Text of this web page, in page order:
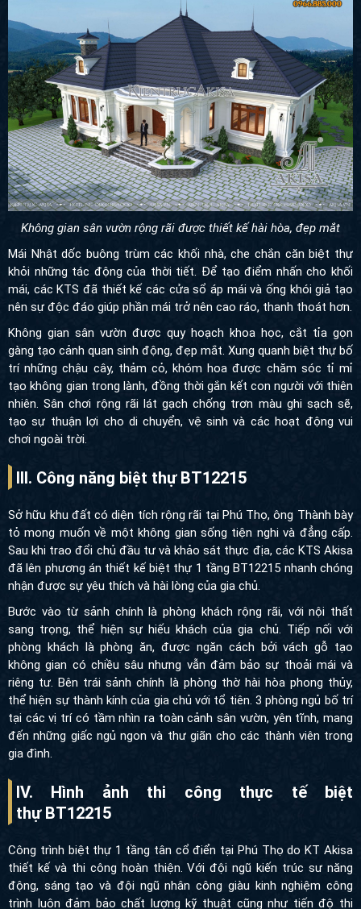
Không gian sân vườn rộng rãi được thiết kế hài hòa, đẹp mắt
Mái Nhật dốc buông trùm các khối nhà, che chắn căn biệt thự
khỏi những tác động của thời tiết. Để tạo điểm nhấn cho khối
mái, các KTS đã thiết kế các cửa sổ áp mái và ống khói giả tạo
nên sự độc đáo giúp phần mái trở nên cao ráo, thanh thoát hơn.
Không gian sân vườn được quy hoạch khoa học, cắt tỉa gọn
gàng tạo cảnh quan sinh động, đẹp mắt. Xung quanh biệt thự bố
trí những chậu cây, thảm cỏ, khóm hoa được chăm sóc tỉ mỉ
tạo không gian trong lành, đồng thời gắn kết con người với thiên
nhiên. Sân chơi rộng rãi lát gạch chống trơn màu ghi sạch sẽ,
tạo sự thuận lợi cho di chuyển, vệ sinh và các hoạt động vui
chơi ngoài trời.
III. Công năng biệt thự BT12215
Sở hữu khu đất có diện tích rộng rãi tại Phú Thọ, ông Thành bày
tỏ mong muốn về một không gian sống tiện nghi và đẳng cấp.
Sau khi trao đổi chủ đầu tư và khảo sát thực địa, các KTS Akisa
đã lên phương án thiết kế biệt thự 1 tầng BT12215 nhanh chóng
nhận được sự yêu thích và hài lòng của gia chủ.
Bước vào từ sảnh chính là phòng khách rộng rãi, với nội thất
sang trọng, thể hiện sự hiếu khách của gia chủ. Tiếp nối với
phòng khách là phòng ăn, được ngăn cách bởi vách gỗ tạo
không gian có chiều sâu nhưng vẫn đảm bảo sự thoải mái và
riêng tư. Bên trái sảnh chính là phòng thờ hài hòa phong thủy,
thể hiện sự thành kính của gia chủ với tổ tiên. 3 phòng ngủ bố trí
tại các vị trí có tầm nhìn ra toàn cảnh sân vườn, yên tĩnh, mang
đến những giấc ngủ ngon và thư giãn cho các thành viên trong
gia đình.
IV. Hình ảnh thi công thực tế biệt
thự BT12215
Công trình biệt thự 1 tầng tân cổ điển tại Phú Thọ do KT Akisa
thiết kế và thi công hoàn thiện. Với đội ngũ kiến trúc sư năng
động, sáng tạo và đội ngũ nhân công giàu kinh nghiệm công
trình luôn đảm bảo chất lượng kỹ thuật cũng như tiến độ thi